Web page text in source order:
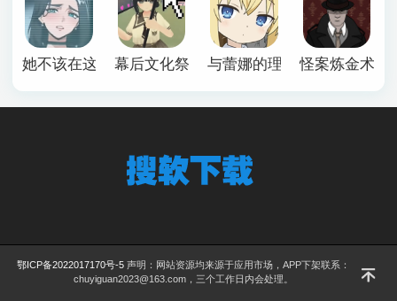
她不该在这里官方版幕后文化祭游戏与蕾娜的理想生活安卓
怪案炼金术师
鄂ICP备2022017170号-5声明：网站资源均来源于应用市场，APP下架联系：
chuyiguan2023@163.com，三个工作日内会处理。